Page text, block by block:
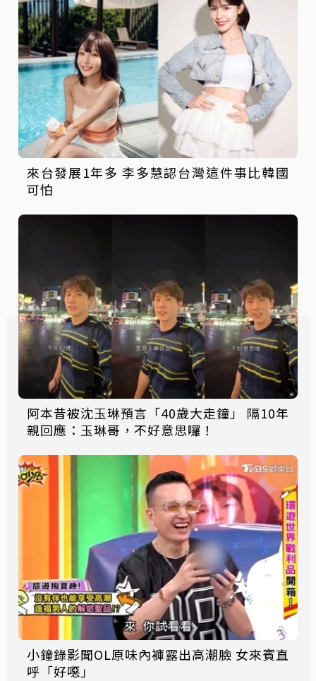
來台發展1年多 李多慧認台灣這件事比韓國
可怕
阿本昔被沈玉琳預言「40歲大走鐘」 隔10年
親回應：玉琳哥，不好意思囉！
小鐘錄影聞OL原味內褲露出高潮臉 女來賓直
呼「好噁」